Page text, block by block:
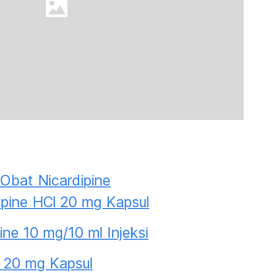
Nicardipine
HCl 20 mg Kapsul
10 mg/10 ml Injeksi
mg Kapsul